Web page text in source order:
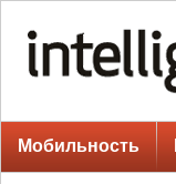
Мобильность